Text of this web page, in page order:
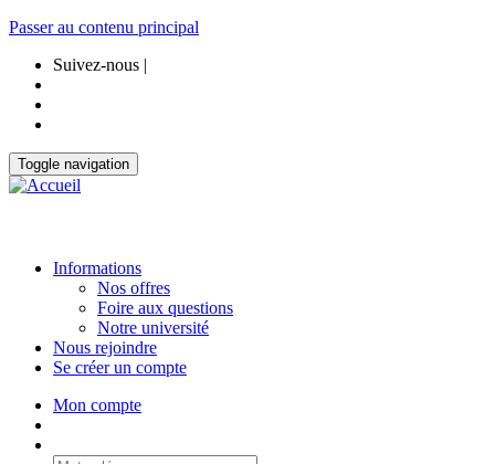
Passer au contenu principal
Suivez-nous |
Toggle navigation
Informations
Nos offres
Foire aux questions
Notre université
Nous rejoindre
Se créer un compte
Mon compte